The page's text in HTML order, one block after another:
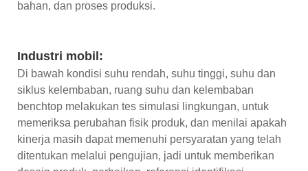
bahan, dan proses produksi.
Industri mobil:
Di bawah kondisi suhu rendah, suhu tinggi, suhu dan
siklus kelembaban, ruang suhu dan kelembaban
benchtop melakukan tes simulasi lingkungan, untuk
memeriksa perubahan fisik produk, dan menilai apakah
kinerja masih dapat memenuhi persyaratan yang telah
ditentukan melalui pengujian, jadi untuk memberikan